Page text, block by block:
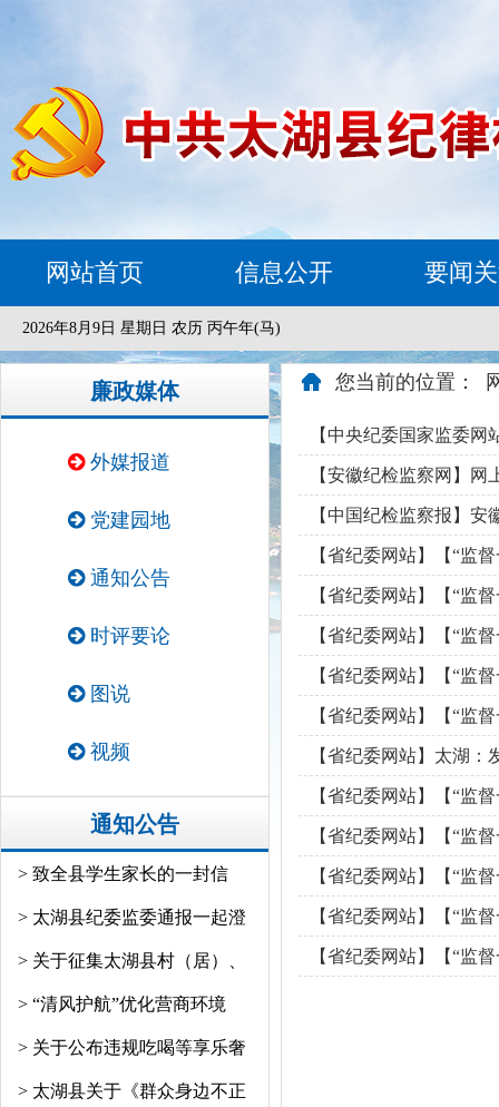
网站首页 信息公开 要闻
2026年8月9日 星期日 农历 丙午年(马)
廉政媒体
外媒报道
党建园地
通知公告
时评要论
图说
视频
通知公告
> 致全县学生家长的一封信
> 太湖县纪委监委通报一起澄
> 关于征集太湖县村（居）、
> “清风护航”优化营商环境
> 关于公布违规吃喝等享乐奢
> 太湖县关于《群众身边不正
您当前的位置：
【中央纪委国家监委
【安徽纪检监察网】
【中国纪检监察报】
【省纪委网站】【“监
【省纪委网站】【“监
【省纪委网站】【“监
【省纪委网站】【“监
【省纪委网站】【“监
【省纪委网站】太湖
【省纪委网站】【“监
【省纪委网站】【“监
【省纪委网站】【“监
【省纪委网站】【“监
【省纪委网站】【“监